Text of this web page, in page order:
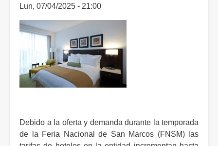
Lun, 07/04/2025 - 21:00
Debido a la oferta y demanda durante la temporada
de la Feria Nacional de San Marcos (FNSM) las